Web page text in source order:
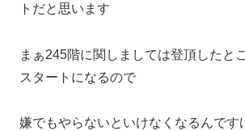
トだと思います
まぁ245階に関しましては登頂したと
スタートになるので
嫌でもやらないといけなくなるんで